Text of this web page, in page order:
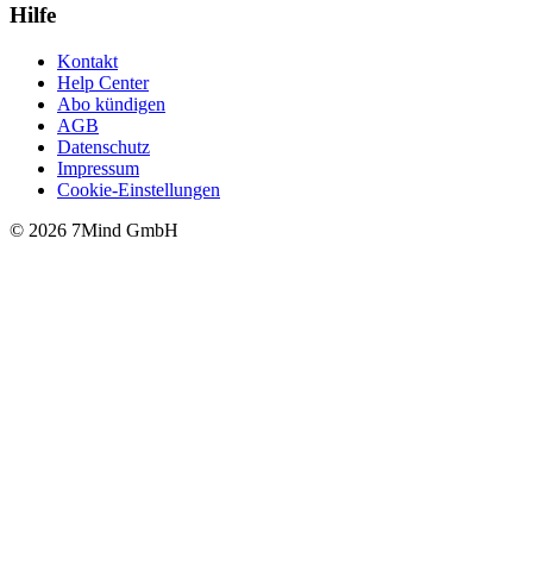
Hilfe
Kontakt
Help Center
Abo kündigen
AGB
Datenschutz
Impressum
Cookie-Einstellungen
© 2026 7Mind GmbH